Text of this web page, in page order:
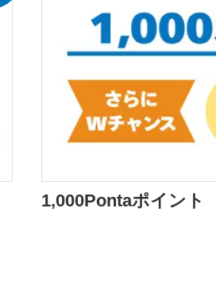
1,000Pontaポイント